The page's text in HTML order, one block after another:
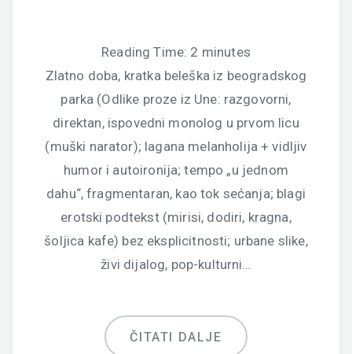
Reading Time: 2 minutes
Zlatno doba, kratka beleška iz beogradskog
parka (Odlike proze iz Une: razgovorni,
direktan, ispovedni monolog u prvom licu
(muški narator); lagana melanholija + vidljiv
humor i autoironija; tempo „u jednom
dahu“, fragmentaran, kao tok sećanja; blagi
erotski podtekst (mirisi, dodiri, kragna,
šoljica kafe) bez eksplicitnosti; urbane slike,
živi dijalog, pop-kulturni…
ČITATI DALJE